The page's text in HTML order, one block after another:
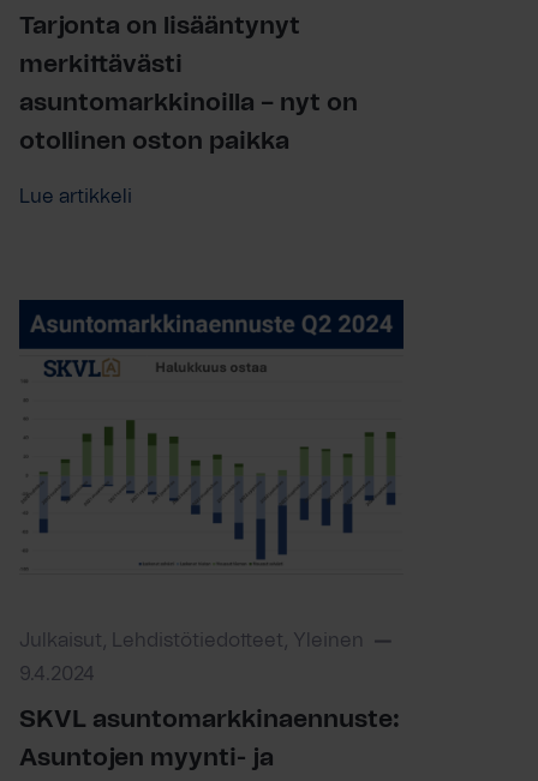
Tarjonta on lisääntynyt
merkittävästi
asuntomarkkinoilla – nyt on
otollinen oston paikka
Lue artikkeli
Julkaisut, Lehdistötiedotteet, Yleinen
9.4.2024
SKVL asuntomarkkinaennuste:
Asuntojen myynti- ja